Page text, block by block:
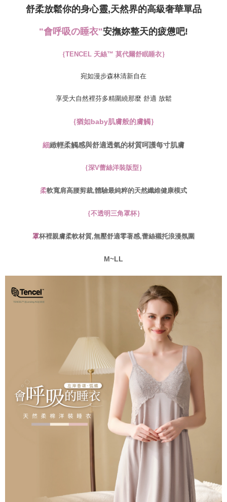
Data Peribadi, Pemprosesan, Penggunaan"
Jumlah yang diperakui untuk pengguna kali pertama yang lulus
pembayaran dalam tempoh tersebut, yuran pembayaran lewat sebanyak
mendapatkan kebenaran daripada ibu bapa atau penjaga yang sah
Sila hubungi NP Taiwan Inc. dics_tw@netprotections.co.jp
penggunaan pada data peribadi. Jika anda tidak bersetuju dengan data
舒柔放鬆你的身心靈,天然界的高級奢華單品
"會呼吸の睡衣"安撫妳整天的疲憊吧!
｛TENCEL 天絲™ 莫代爾舒眠睡衣｝
宛如漫步森林清新自在
享受大自然裡芬多精圍繞那麼 舒適 放鬆
｛猶如baby肌膚般的膚觸｝
細緻輕柔觸感與舒適透氣的材質呵護每寸肌膚
｛深V蕾絲洋裝版型｝
柔軟寬肩高腰剪裁,體驗最純粹的天然纖維健康模式
｛不透明三角罩杯｝
罩杯裡親膚柔軟材質,無壓舒適零著感,蕾絲襯托浪漫氛圍
M~LL